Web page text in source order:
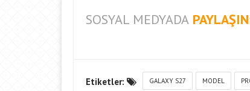
SOSYAL MEDYADA
Etiketler: GALAXY S27 MODEL